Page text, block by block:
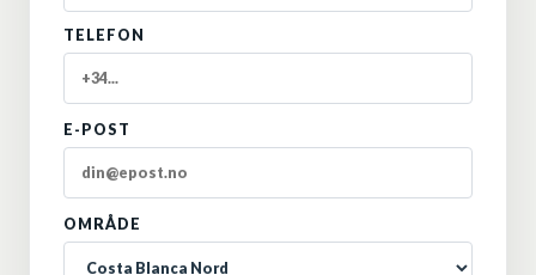
TELEFON
E-POST
OMRÅDE